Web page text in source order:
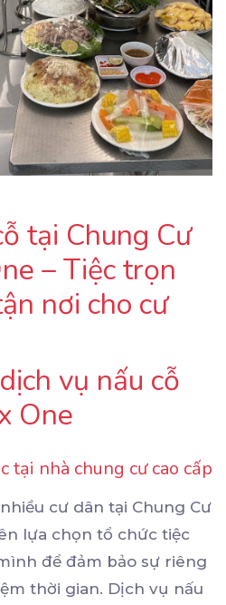
tại Chung Cư
– Tiệc trọn
nơi cho cư
vụ nấu cỗ
One
tại nhà chung cư cao cấp
cư dân tại Chung Cư
lựa chọn tổ chức tiệc
để đảm bảo sự riêng
thời gian. Dịch vụ nấu